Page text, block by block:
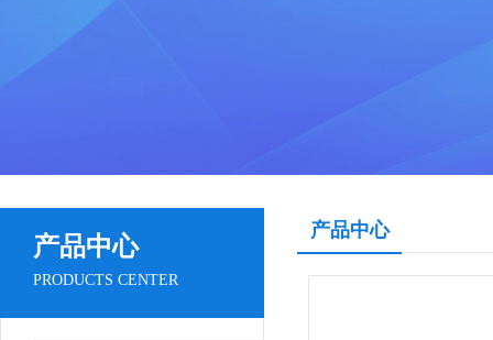
产品中心
PRODUCTS CENTER
产品中心